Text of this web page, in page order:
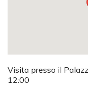
Visita presso il
12:00